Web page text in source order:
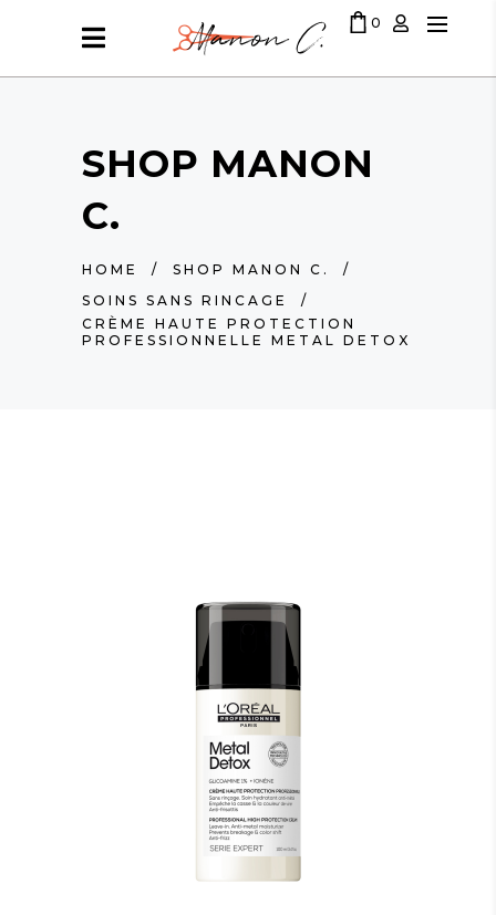
0
LE PANIER EST VIDE
SHOP MANON
C.
HOME / SHOP MANON C.
/
SOINS SANS RINCAGE
/
CRÈME HAUTE PROTECTION
PROFESSIONNELLE METAL DETOX